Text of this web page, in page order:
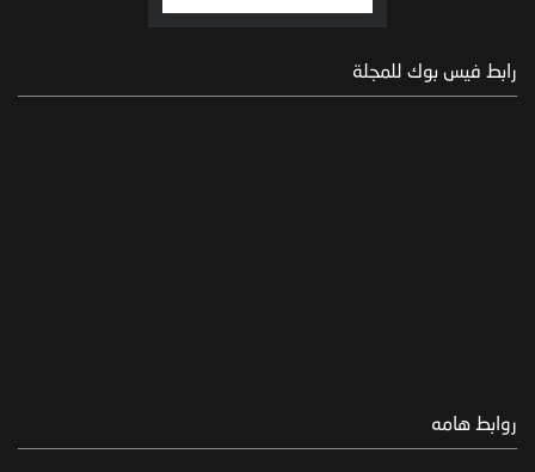
رابط فيس بوك للمجلة
روابط هامه